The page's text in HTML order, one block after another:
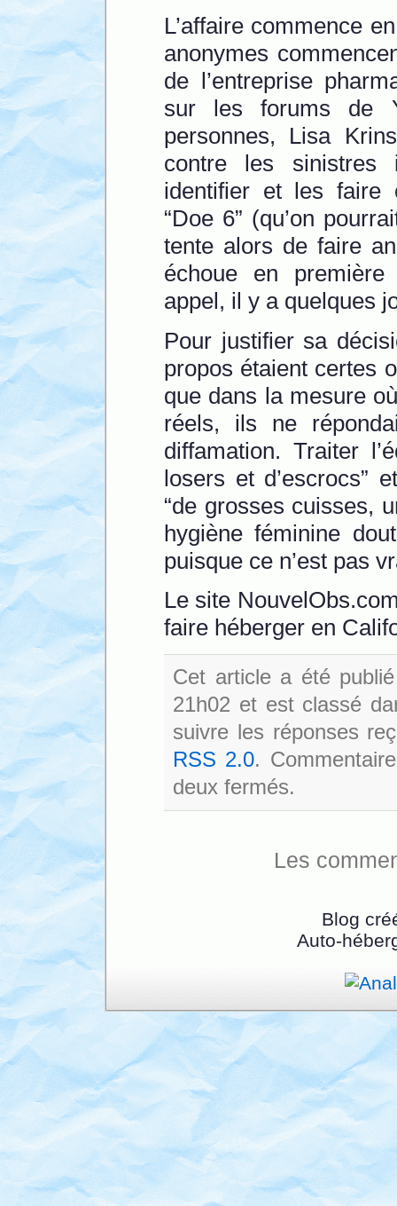
L’affaire commence
anonymes
de l’entreprise
sur les forums de
personnes, Lisa
contre les sinistres
identifier et les faire
“Doe 6” (qu’on
tente alors de faire
échoue en
appel, il y a quelques
Pour justifier sa
propos étaient certes
que dans la mesure
réels, ils ne
diffamation. Traiter
losers et d’escrocs”
“de grosses cuisses,
hygiène féminine
puisque ce n’est pas
Le site
faire héberger en
Cet article a été
21h02 et est classé
suivre les réponses
RSS 2.0.
deux fermés.
Les
Blog
Auto-